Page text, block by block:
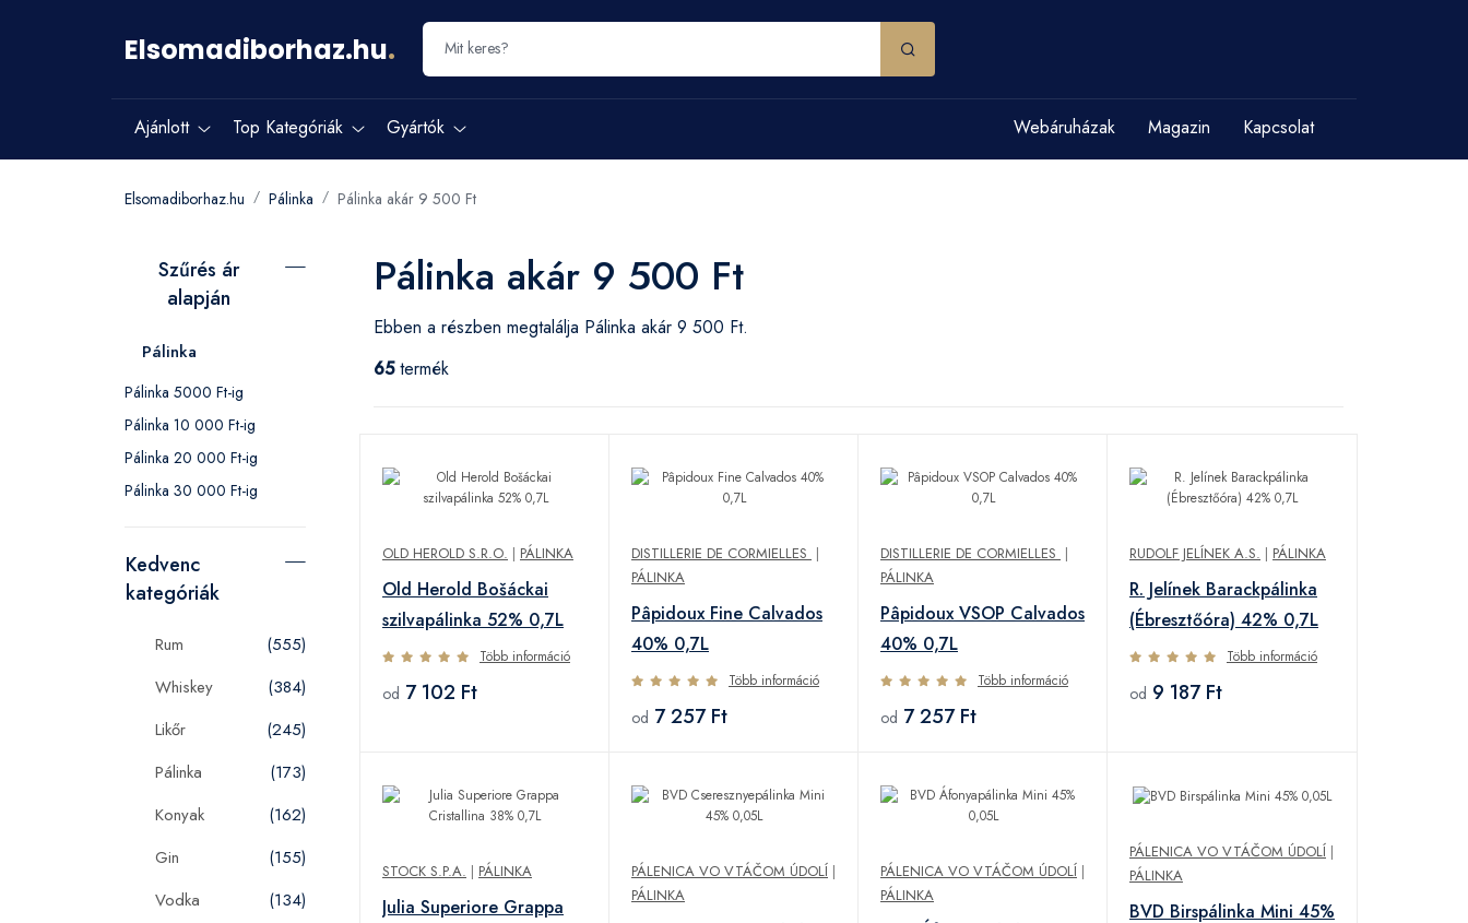
Elsomadiborhaz.hu.
Ajánlott Top Kategóriák Gyártók Webáruházak Magazin Kapcsolat
Elsomadiborhaz.hu Pálinka Pálinka akár 9 500 Ft
Szűrés ár
alapján
Pálinka
Pálinka 5000 Ft-ig
Pálinka 10 000 Ft-ig
Pálinka 20 000 Ft-ig
Pálinka 30 000 Ft-ig
Kedvenc
kategóriák
Rum
(555)
Whiskey
(384)
Likőr
(245)
Pálinka
(173)
Konyak
(162)
Gin
(155)
Vodka
(134)
Pálinka akár 9 500 Ft
Ebben a részben megtalálja Pálinka akár 9 500 Ft.
65termék
OLD HEROLD S.R.O. | PÁLINKA
Old Herold Bošáckai
szilvapálinka 52% 0,7L
Több információ
od 7 102 Ft
DISTILLERIE DE CORMIELLES |
PÁLINKA
Pâpidoux Fine Calvados
40% 0,7L
Több információ
od 7 257 Ft
DISTILLERIE DE CORMIELLES |
PÁLINKA
Pâpidoux VSOP Calvados
40% 0,7L
Több információ
od 7 257 Ft
RUDOLF JELÍNEK A.S. | PÁLINKA
R. Jelínek Barackpálinka
(Ébresztőóra) 42% 0,7L
Több információ
od 9 187 Ft
STOCK S.P.A. | PÁLINKA
Julia Superiore Grappa
PÁLENICA VO VTÁČOM ÚDOLÍ |
PÁLINKA
PÁLENICA VO VTÁČOM ÚDOLÍ |
PÁLINKA
PÁLENICA VO VTÁČOM ÚDOLÍ |
PÁLINKA
BVD Birspálinka Mini 45%